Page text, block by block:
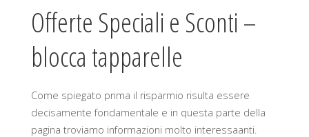
Offerte Speciali e Sconti –
blocca tapparelle
Come spiegato prima il risparmio risulta essere
decisamente fondamentale e in questa parte della
pagina troviamo informazioni molto interessaanti.